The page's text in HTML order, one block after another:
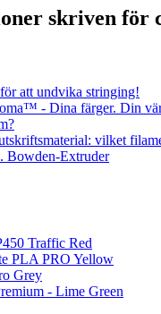
skriven för
att undvika stringing!
- Dina färger. Din
vilket
Bowden-Extruder
Traffic Red
PLA PRO Yellow
Grey
- Lime Green